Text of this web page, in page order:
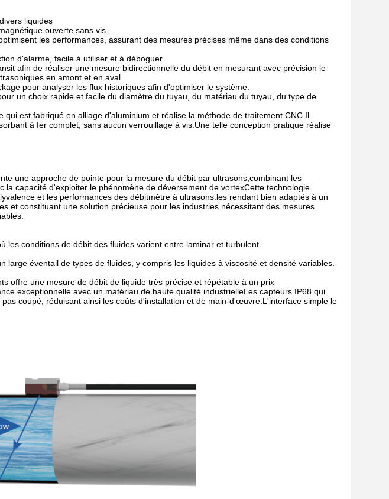
liquides
ouverte sans vis.
les performances, assurant des mesures précises même dans des conditions
d'alarme, facile à utiliser et à déboguer
afin de réaliser une mesure bidirectionnelle du débit en mesurant avec précision le
en amont et en aval
pour analyser les flux historiques afin d'optimiser le système.
un choix rapide et facile du diamètre du tuyau, du matériau du tuyau, du type de
est fabriqué en alliage d'aluminium et réalise la méthode de traitement CNC.Il
à fer complet, sans aucun verrouillage à vis.Une telle conception pratique réalise
une approche de pointe pour la mesure du débit par ultrasons,combinant les
la capacité d'exploiter le phénomène de déversement de vortexCette technologie
et les performances des débitmètre à ultrasons.les rendant bien adaptés à un
et constituant une solution précieuse pour les industries nécessitant des mesures
les conditions de débit des fluides varient entre laminar et turbulent.
large éventail de types de fluides, y compris les liquides à viscosité et densité variables.
offre une mesure de débit de liquide très précise et répétable à un prix
exceptionnelle avec un matériau de haute qualité industrielleLes capteurs IP68 qui
coupé, réduisant ainsi les coûts d'installation et de main-d'œuvre.L'interface simple le